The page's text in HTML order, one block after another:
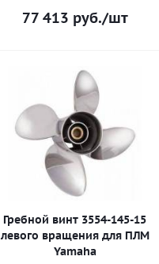
77 413 руб./шт
Гребной винт 3554-145-15
левого вращения для ПЛМ
Yamaha